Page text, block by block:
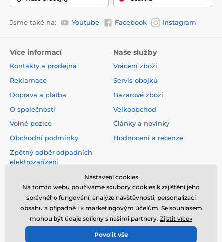
Jsme také na: Youtube Facebook Instagram
Více informací
Kontakty a prodejna
Reklamace
Doprava a platba
O společnosti
Volné pozice
Obchodní podmínky
Zpětný odběr odpadních
elektrozařízení
Naše služby
Vrácení zboží
Servis obojků
Bazarové zboží
Velkoobchod
Články a novinky
Hodnocení a recenze
© 2026 www.elektro-obojky.cz ⦁ E-shop vytvořila
Nastavení cookies
Na tomto webu používáme soubory cookies k zajištění jeho
správného fungování, analýze návštěvnosti, personalizaci
obsahu a případně i k marketingovým účelům. Se souhlasem
mohou být údaje sdíleny s našimi partnery. Zjistit více»
Povolit vše